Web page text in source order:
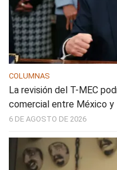
COLUMNAS
La revisión del T-MEC
comercial entre México y
6 DE AGOSTO DE 2026